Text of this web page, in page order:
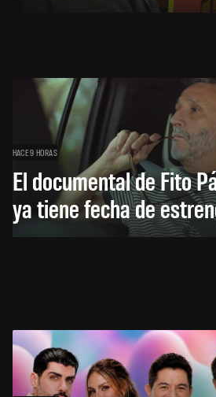
HACE 9 HORAS
El documental de Fito
ya tiene fecha de